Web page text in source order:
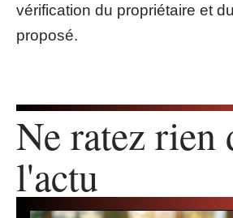
vérification du propriétaire et
proposé.
Ne ratez rien
l'actu